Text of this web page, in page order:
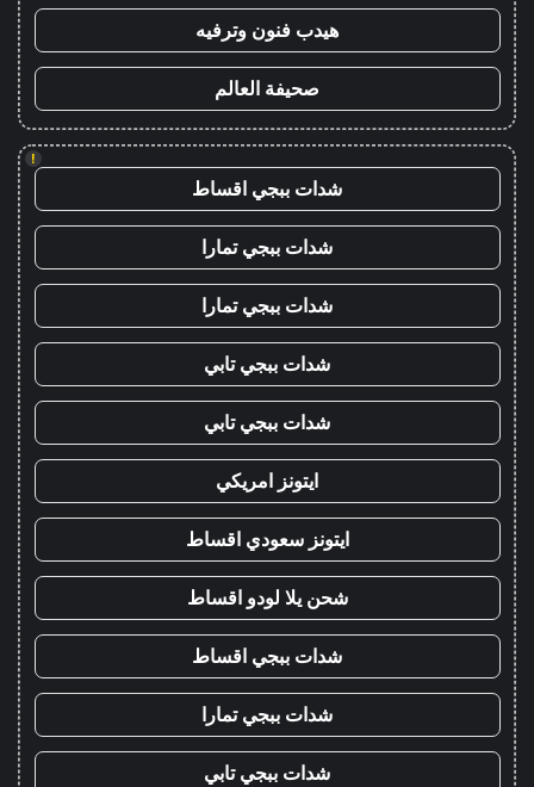
هيدب فنون وترفيه
صحيفة العالم
!
شدات ببجي اقساط
شدات ببجي تمارا
شدات ببجي تمارا
شدات ببجي تابي
شدات ببجي تابي
ايتونز امريكي
ايتونز سعودي اقساط
شحن يلا لودو اقساط
شدات ببجي اقساط
شدات ببجي تمارا
شدات ببجي تابي